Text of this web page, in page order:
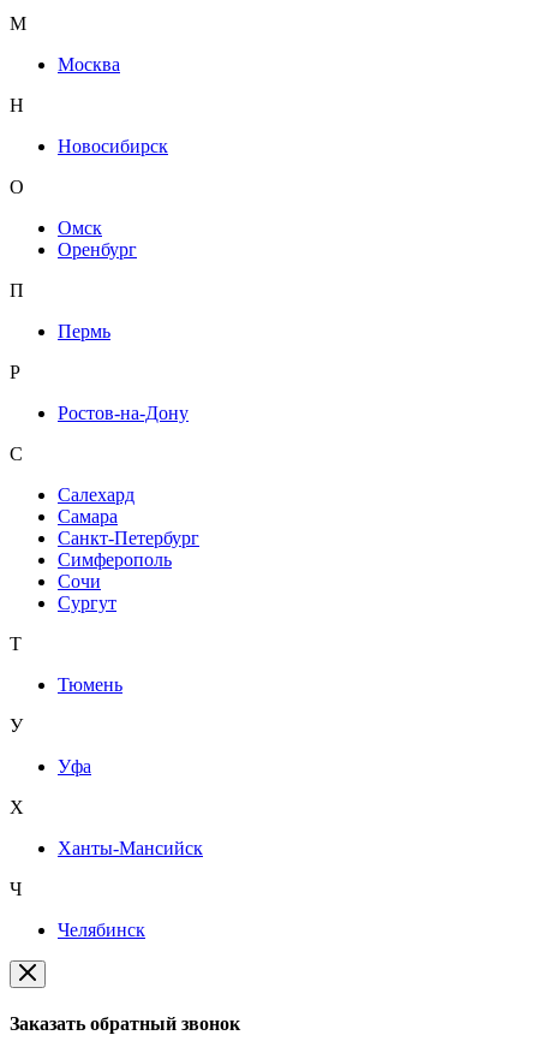
М
Москва
Н
Новосибирск
О
Омск
Оренбург
П
Пермь
Р
Ростов-на-Дону
С
Салехард
Самара
Санкт-Петербург
Симферополь
Сочи
Сургут
Т
Тюмень
У
Уфа
Х
Ханты-Мансийск
Ч
Челябинск
Заказать обратный звонок